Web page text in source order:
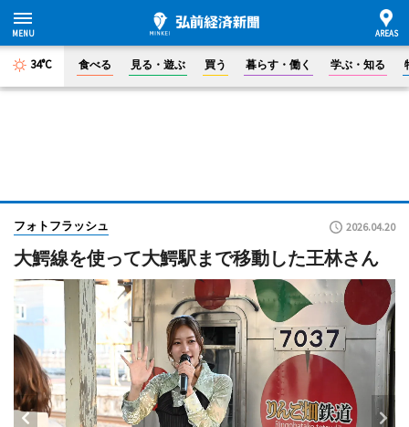
34°C 食べる 見る・遊ぶ 買う 暮らす・働く 学ぶ・知る
フォトフラッシュ 2026.04.20
大鰐線を使って大鰐駅まで移動した王林さん